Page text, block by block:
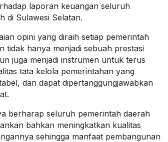
laporan keuangan seluruh
di Sulawesi Selatan.
opini yang diraih setiap pemerintah
tidak hanya menjadi sebuah prestasi
juga menjadi instrumen untuk terus
tata kelola pemerintahan yang
dan dapat dipertanggungjawabkan
berharap seluruh pemerintah daerah
bahkan meningkatkan kualitas
sehingga manfaat pembangunan